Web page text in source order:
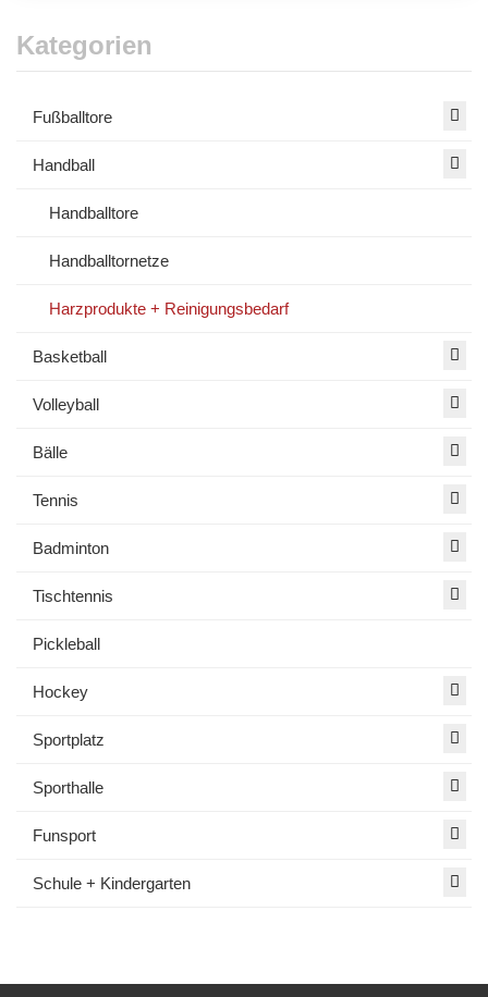
Kategorien
Fußballtore
Handball
Handballtore
Handballtornetze
Harzprodukte + Reinigungsbedarf
Basketball
Volleyball
Bälle
Tennis
Badminton
Tischtennis
Pickleball
Hockey
Sportplatz
Sporthalle
Funsport
Schule + Kindergarten